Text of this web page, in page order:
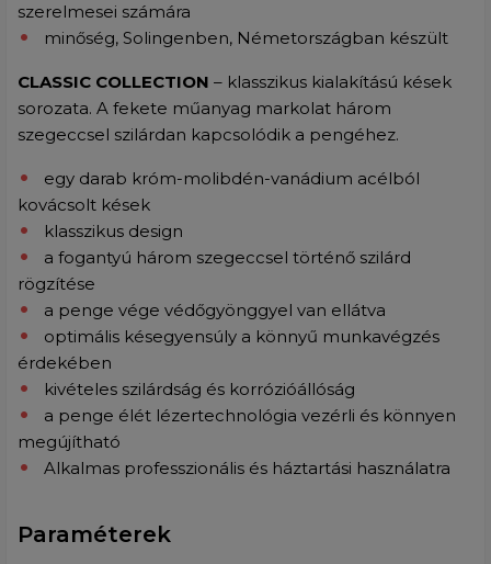
szerelmesei számára
minőség, Solingenben, Németországban készült
CLASSIC COLLECTION – klasszikus kialakítású kések
sorozata. A fekete műanyag markolat három
szegeccsel szilárdan kapcsolódik a pengéhez.
egy darab króm-molibdén-vanádium acélból
kovácsolt kések
klasszikus design
a fogantyú három szegeccsel történő szilárd
rögzítése
a penge vége védőgyönggyel van ellátva
optimális késegyensúly a könnyű munkavégzés
érdekében
kivételes szilárdság és korrózióállóság
a penge élét lézertechnológia vezérli és könnyen
megújítható
Alkalmas professzionális és háztartási használatra
Paraméterek